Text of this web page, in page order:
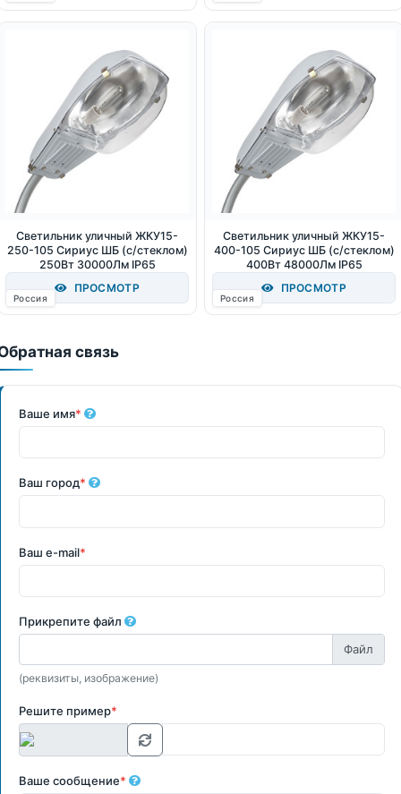
Светильник уличный ЖКУ15-
250-105 Сириус ШБ (с/стеклом)
250Вт 30000Лм IP65
ПРОСМОТР
Россия
Светильник уличный ЖКУ15-
400-105 Сириус ШБ (с/стеклом)
400Вт 48000Лм IP65
ПРОСМОТР
Россия
связь
Ваше имя*
Ваш город*
Ваш e-mail*
Прикрепите файл
(реквизиты, изображение)
Решите пример*
Ваше сообщение*